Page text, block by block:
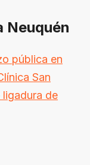
Neuquén
pública en
San
ligadura de